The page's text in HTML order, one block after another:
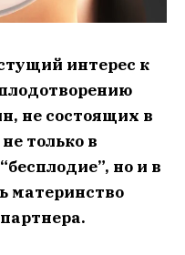
интерес к
не состоящих в
только в
но и в
материнство